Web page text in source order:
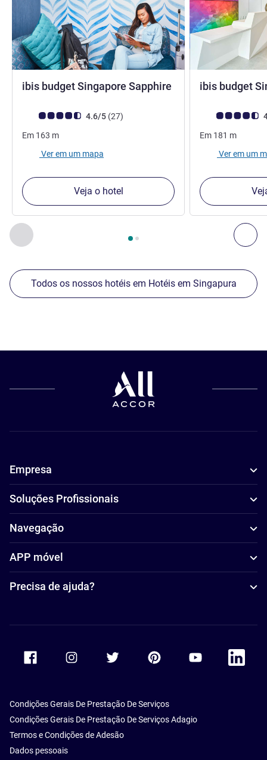
Anterior - Os nossos outros estabelecimentos nas
Página , Os nossos outros estabelecimentos nas
ibis budget Singapore Sapphire 2 estrelas
Nota clientes Avis (Classificação ALL)
4.6/5 (27comentários
)
Em 163 m
Ver em um mapa
Veja o hotel
ibis budget
Nota clientes
Em 181 m
Ver em um
Todos os nossos hotéis em Hotéis em Singapura
Empresa
Soluções Profissionais
Navegação
APP móvel
Precisa de ajuda?
Accor Facebook Accor TwitterAccor PinterestAccor Youtube
Accor
Condições Gerais De Prestação De Serviços
Condições Gerais De Prestação De Serviços Adagio
Termos e Condições de Adesão
Dados pessoais